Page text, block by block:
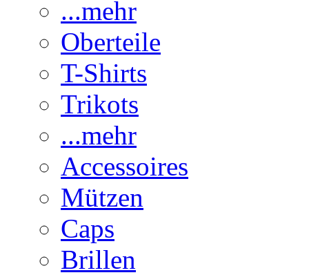
...mehr
Oberteile
T-Shirts
Trikots
...mehr
Accessoires
Mützen
Caps
Brillen